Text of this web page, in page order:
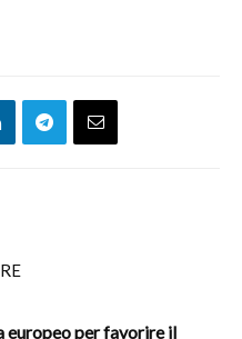
europeo per favorire il